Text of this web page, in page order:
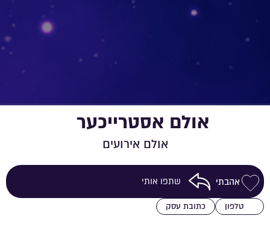
אולם אסטרייכער
אולם אירועים
טלפון כתובת עסק
שמירה ברשימת מועדפים
אהבתי שתפו אותי